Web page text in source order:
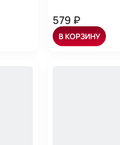
579 ₽
В КОРЗИНУ